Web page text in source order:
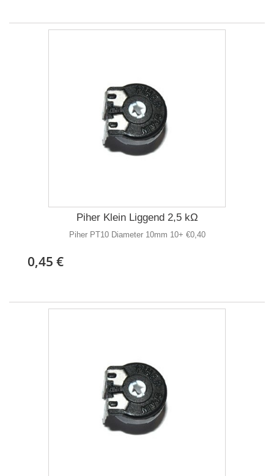
Piher Klein Liggend 2,5 kΩ
Piher PT10 Diameter 10mm 10+ €0,40
0,45 €